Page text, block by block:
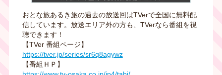
おとな旅あるき旅の過去の放送回はTVerで全国に無料配
信しています。放送エリア外の方も、TVerなら番組を視
聴できます！
【TVer 番組ページ】
https://tver.jp/series/sr6q8agywz
【番組ＨＰ】